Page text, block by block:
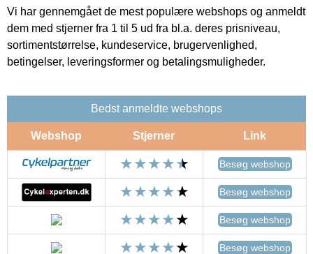
Vi har gennemgået de mest populære webshops og anmeldt
dem med stjerner fra 1 til 5 ud fra bl.a. deres prisniveau,
sortimentstørrelse, kundeservice, brugervenlighed,
betingelser, leveringsformer og betalingsmuligheder.
Bedst anmeldte webshops
Webshop Stjerner Link
Besøg webshop
Besøg webshop
Besøg webshop
Besøg webshop